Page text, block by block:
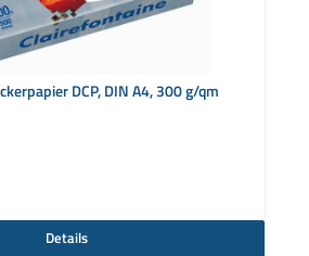
DCP, DIN A4, 300 g/qm
Details